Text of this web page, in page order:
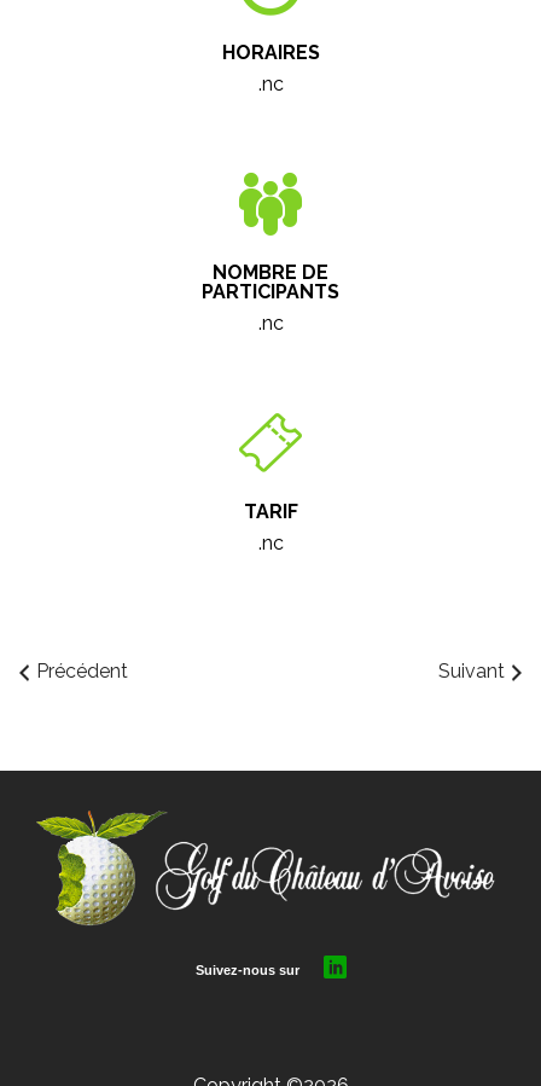
HORAIRES
.nc
NOMBRE DE
PARTICIPANTS
.nc
TARIF
.nc
Précédent Suivant